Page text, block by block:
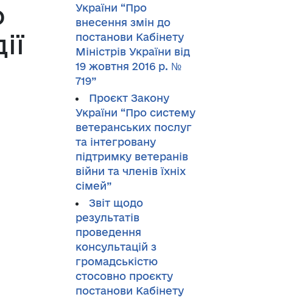
України “Про
внесення змін до
постанови Кабінету
Міністрів України від
19 жовтня 2016 р. №
719”
Проєкт Закону
України “Про систему
ветеранських послуг
та інтегровану
підтримку ветеранів
війни та членів їхніх
сімей”
Звіт щодо
результатів
проведення
консультацій з
громадськістю
стосовно проєкту
постанови Кабінету